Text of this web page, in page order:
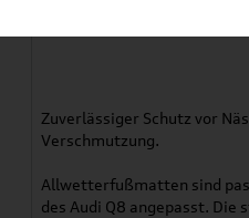
Zuverlässiger Schutz vor
Verschmutzung.
Allwetterfußmatten sind
des Audi Q8 angepasst.